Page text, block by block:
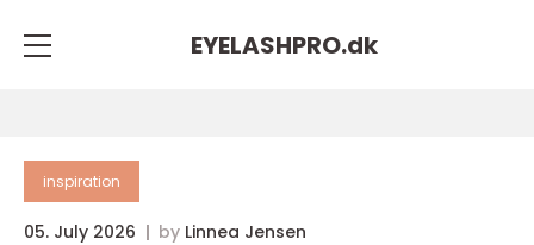
EYELASHPRO.dk
inspiration
05. July 2026 by Linnea Jensen